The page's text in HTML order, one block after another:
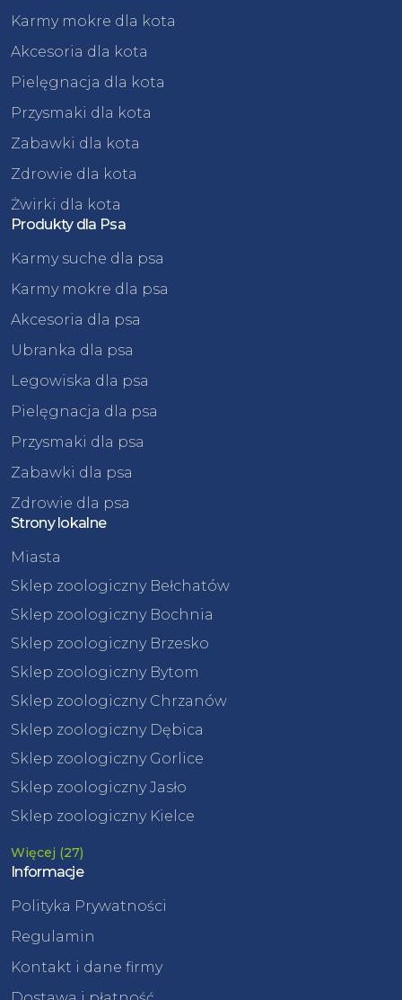
Karmy mokre dla kota
Akcesoria dla kota
Pielęgnacja dla kota
Przysmaki dla kota
Zabawki dla kota
Zdrowie dla kota
Żwirki dla kota
Produkty dla Psa
Karmy suche dla psa
Karmy mokre dla psa
Akcesoria dla psa
Ubranka dla psa
Legowiska dla psa
Pielęgnacja dla psa
Przysmaki dla psa
Zabawki dla psa
Zdrowie dla psa
Strony lokalne
Miasta
Sklep zoologiczny Bełchatów
Sklep zoologiczny Bochnia
Sklep zoologiczny Brzesko
Sklep zoologiczny Bytom
Sklep zoologiczny Chrzanów
Sklep zoologiczny Dębica
Sklep zoologiczny Gorlice
Sklep zoologiczny Jasło
Sklep zoologiczny Kielce
Więcej (27)
Informacje
Polityka Prywatności
Regulamin
Kontakt i dane firmy